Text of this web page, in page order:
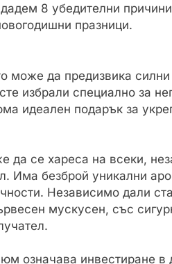
8 убедителни
празници.
може да предизвика
избрали специално за
идеален подарък за
се хареса на всеки,
Има безброй уникални
Независимо дали
мускусен, със
означава инвестиране в